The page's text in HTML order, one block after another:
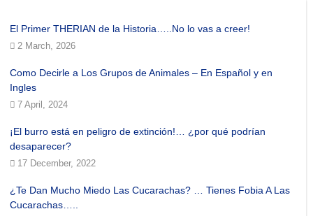
El Primer THERIAN de la Historia…..No lo vas a creer!
2 March, 2026
Como Decirle a Los Grupos de Animales – En Español y en
Ingles
7 April, 2024
¡El burro está en peligro de extinción!… ¿por qué podrían
desaparecer?
17 December, 2022
¿Te Dan Mucho Miedo Las Cucarachas? … Tienes Fobia A Las
Cucarachas…..